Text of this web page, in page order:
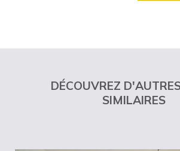
DÉCOUVREZ
SIMILAIRES